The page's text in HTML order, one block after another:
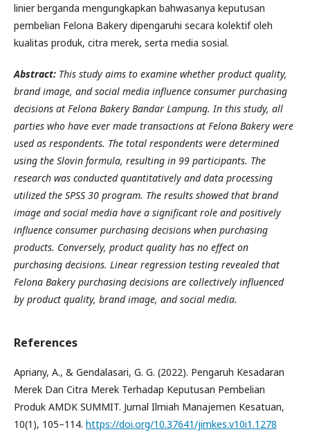
linier berganda mengungkapkan bahwasanya keputusan
pembelian Felona Bakery dipengaruhi secara kolektif oleh
kualitas produk, citra merek, serta media sosial.
Abstract: This study aims to examine whether product quality,
brand image, and social media influence consumer purchasing
decisions at Felona Bakery Bandar Lampung. In this study, all
parties who have ever made transactions at Felona Bakery were
used as respondents. The total respondents were determined
using the Slovin formula, resulting in 99 participants. The
research was conducted quantitatively and data processing
utilized the SPSS 30 program. The results showed that brand
image and social media have a significant role and positively
influence consumer purchasing decisions when purchasing
products. Conversely, product quality has no effect on
purchasing decisions. Linear regression testing revealed that
Felona Bakery purchasing decisions are collectively influenced
by product quality, brand image, and social media.
References
Apriany, A., & Gendalasari, G. G. (2022). Pengaruh Kesadaran
Merek Dan Citra Merek Terhadap Keputusan Pembelian
Produk AMDK SUMMIT. Jurnal Ilmiah Manajemen Kesatuan,
10(1), 105–114. https://doi.org/10.37641/jimkes.v10i1.1278